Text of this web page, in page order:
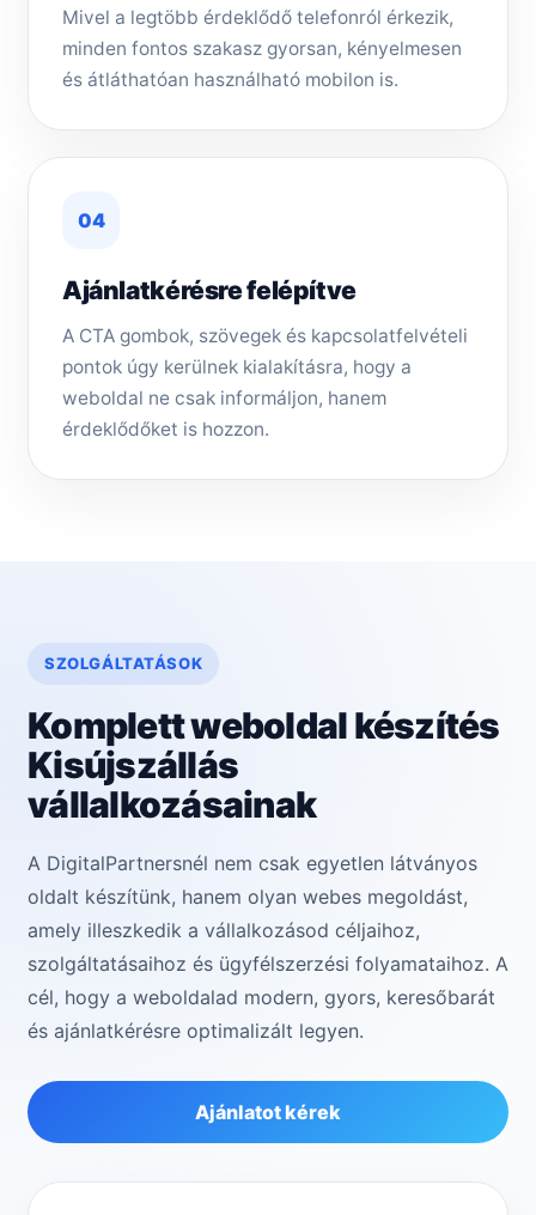
Mivel a legtöbb érdeklődő telefonról érkezik,
minden fontos szakasz gyorsan, kényelmesen
és átláthatóan használható mobilon is.
04
Ajánlatkérésre felépítve
A CTA gombok, szövegek és kapcsolatfelvételi
pontok úgy kerülnek kialakításra, hogy a
weboldal ne csak informáljon, hanem
érdeklődőket is hozzon.
SZOLGÁLTATÁSOK
Komplett weboldal készítés
Kisújszállás
vállalkozásainak
A DigitalPartnersnél nem csak egyetlen látványos
oldalt készítünk, hanem olyan webes megoldást,
amely illeszkedik a vállalkozásod céljaihoz,
szolgáltatásaihoz és ügyfélszerzési folyamataihoz. A
cél, hogy a weboldalad modern, gyors, keresőbarát
és ajánlatkérésre optimalizált legyen.
Ajánlatot kérek